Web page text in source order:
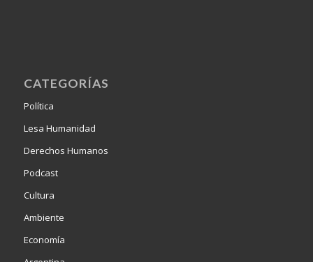
CATEGORÍAS
Política
Lesa Humanidad
Derechos Humanos
Podcast
Cultura
Ambiente
Economía